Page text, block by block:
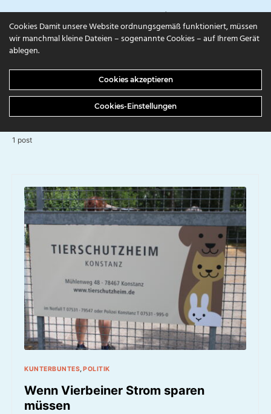
campuls.online
Tierheim
1 post
KUNTERBUNTES POLITIK
Wenn Vierbeiner Strom sparen
müssen
Cookies Damit unsere Website ordnungsgemäß funktioniert, müssen
wir manchmal kleine Dateien – sogenannte Cookies – auf Ihrem Gerät
ablegen.
Cookies akzeptieren
Cookies-Einstellungen